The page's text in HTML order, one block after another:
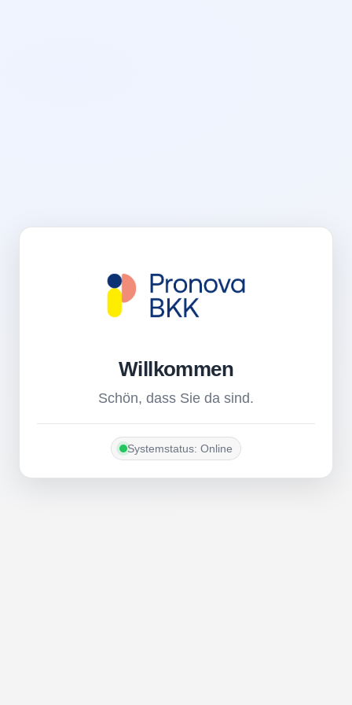
Willkommen
Schön, dass Sie da sind.
Systemstatus: Online